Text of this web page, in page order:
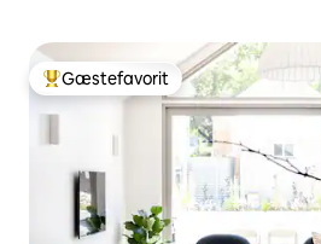
Bedste gæstefavorit
Gæstefavorit